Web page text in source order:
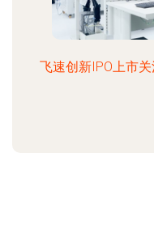
飞速创新IPO上市